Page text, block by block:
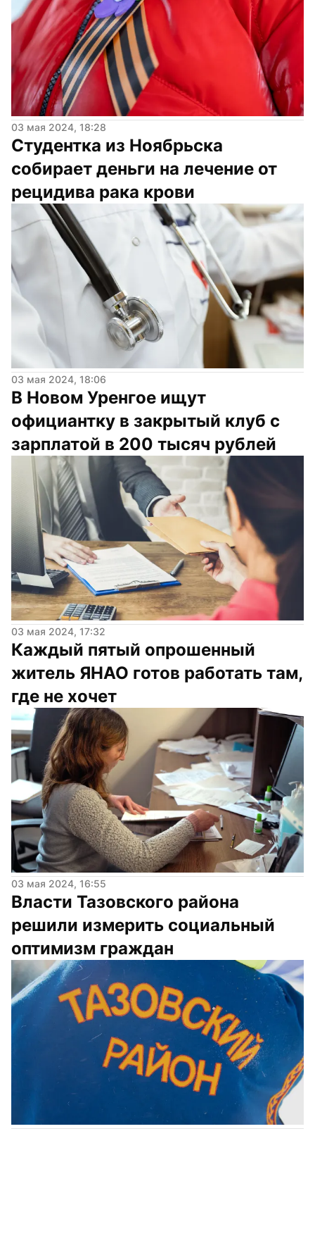
03 мая 2024, 18:28
Студентка из Ноябрьска
собирает деньги на лечение от
рецидива рака крови
03 мая 2024, 18:06
В Новом Уренгое ищут
официантку в закрытый клуб с
зарплатой в 200 тысяч рублей
03 мая 2024, 17:32
Каждый пятый опрошенный
житель ЯНАО готов работать там,
где не хочет
03 мая 2024, 16:55
Власти Тазовского района
решили измерить социальный
оптимизм граждан